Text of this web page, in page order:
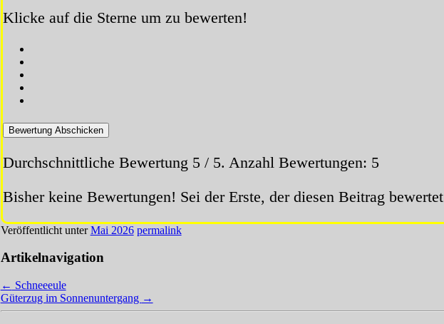
Klicke auf die Sterne um zu bewerten!
Bewertung Abschicken
Durchschnittliche Bewertung 5 / 5. Anzahl Bewertungen: 5
Bisher keine Bewertungen! Sei der Erste, der diesen Beitrag
Veröffentlicht unter Mai 2026 permalink
Artikelnavigation
← Schneeeule
Güterzug im Sonnenuntergang →